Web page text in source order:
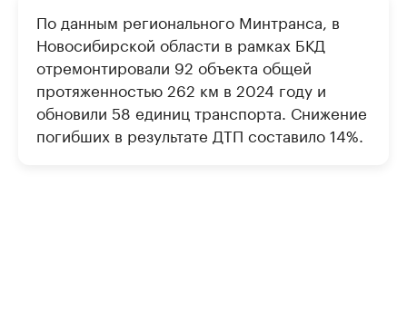
По данным регионального Минтранса, в
Новосибирской области в рамках БКД
отремонтировали 92 объекта общей
протяженностью 262 км в 2024 году и
обновили 58 единиц транспорта. Снижение
погибших в результате ДТП составило 14%.